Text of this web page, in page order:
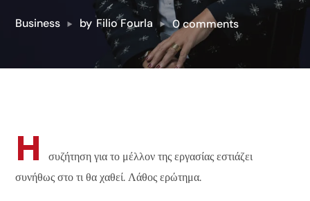
Business by Filio Fourla 0 comments
Η
συζήτηση για το μέλλον της εργασίας εστιάζει
συνήθως στο τι θα χαθεί. Λάθος ερώτημα.